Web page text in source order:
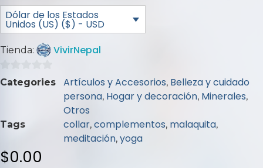
Dólar de los Estados
Unidos (US) ($) - USD
Tienda: VivirNepal
0
Categories Artículos y Accesorios, Belleza y cuidado
persona, Hogar y decoración, Minerales,
Otros
Tags collar, complementos, malaquita,
meditación, yoga
$0.00